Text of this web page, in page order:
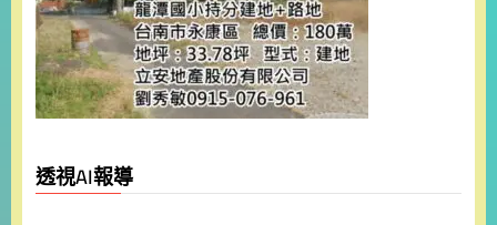
透視AI報導